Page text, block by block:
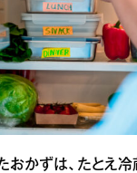
おかずは、たとえ